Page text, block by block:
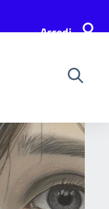
Accedi